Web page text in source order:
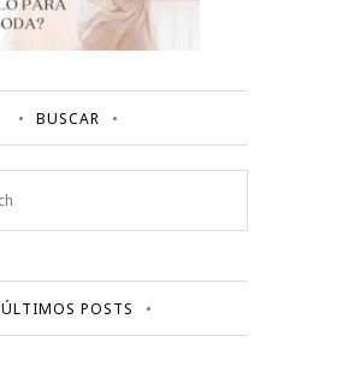
BUSCAR
ÚLTIMOS POSTS